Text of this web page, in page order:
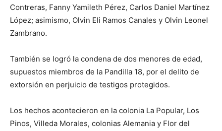
Contreras, Fanny Yamileth Pérez, Carlos Daniel Martínez
López; asimismo, Olvin Eli Ramos Canales y Olvin Leonel
Zambrano.
También se logró la condena de dos menores de edad,
supuestos miembros de la Pandilla 18, por el delito de
extorsión en perjuicio de testigos protegidos.
Los hechos acontecieron en la colonia La Popular, Los
Pinos, Villeda Morales, colonias Alemania y Flor del